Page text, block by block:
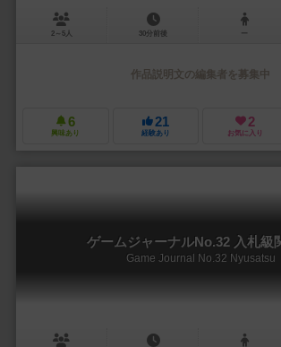
2～5人 30分前後 ー
作品説明文の編集者を募集中
6
興味あり
21
経験あり
2
お気に入り
ゲームジャーナルNo.32 入札級
Game Journal No.32 Nyusatsu